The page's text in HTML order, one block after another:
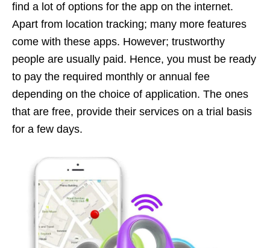
find a lot of options for the app on the internet.
Apart from location tracking; many more features
come with these apps. However; trustworthy
people are usually paid. Hence, you must be ready
to pay the required monthly or annual fee
depending on the choice of application. The ones
that are free, provide their services on a trial basis
for a few days.